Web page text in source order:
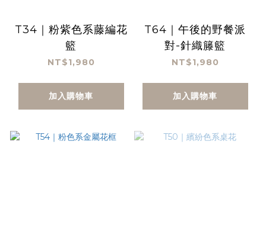
T34｜粉紫色系藤編花
籃
NT$1,980
加入購物車
T64｜午後的野餐派
對-針織籐籃
NT$1,980
加入購物車